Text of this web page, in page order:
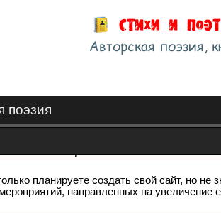
поэзия
планируете создать свой сайт, но не
направленных на увеличение